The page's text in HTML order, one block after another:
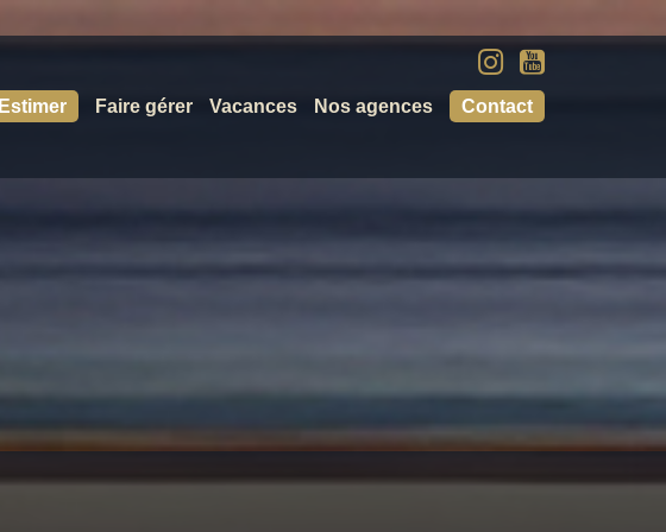
Estimer Faire gérer Vacances Nos agences Contact